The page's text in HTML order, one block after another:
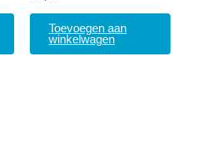
Toevoegen aan
winkelwagen